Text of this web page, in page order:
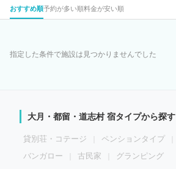
おすすめ順予約が多い順料金が安い順
指定した条件で施設は見つかりませんでした
大月・都留・道志村 宿タイプから探す
貸別荘・コテージ ペンションタイプ
バンガロー
古民家 グランピング